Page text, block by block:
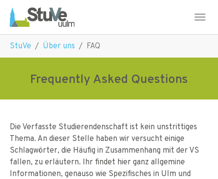
Skip to main navigation
Skip to main content
Skip to page footer
You are here:
StuVe Über uns FAQ
Frequently Asked Questions
Die Verfasste Studierendenschaft ist kein unstrittiges
Thema. An dieser Stelle haben wir versucht einige
Schlagwörter, die Häufig in Zusammenhang mit der VS
fallen, zu erläutern. Ihr findet hier ganz allgemine
Informationen, genauso wie Spezifisches in Ulm und